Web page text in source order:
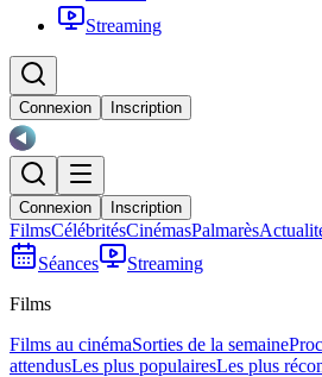
Streaming
Connexion Inscription
Connexion Inscription
FilmsCélébritésCinémasPalmarès
Séances
Streaming
Films
Films au cinémaSorties de la semaine
attendusLes plus populairesLes plus